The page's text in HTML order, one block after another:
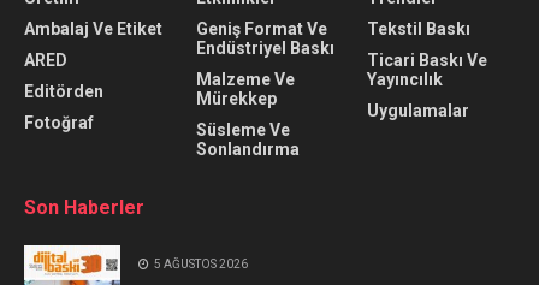
Ambalaj Ve Etiket
ARED
Editörden
Fotoğraf
Geniş Format Ve
Endüstriyel Baskı
Malzeme Ve
Mürekkep
Süsleme Ve
Sonlandırma
Tekstil Baskı
Ticari Baskı Ve
Yayıncılık
Uygulamalar
Son Haberler
5 AĞUSTOS 2026